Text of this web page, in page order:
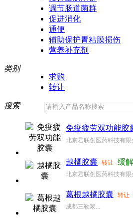
调节肠道菌群
促进消化
通便
辅助保护胃粘膜损伤
营养补充剂
类别
求购
转让
搜索
免疫疲劳双功能胶
北京君联创医药科技有限
越橘胶囊 转让 缓
北京君联创医药科技有限
葛根越橘胶囊 转让
成都三勒浆...